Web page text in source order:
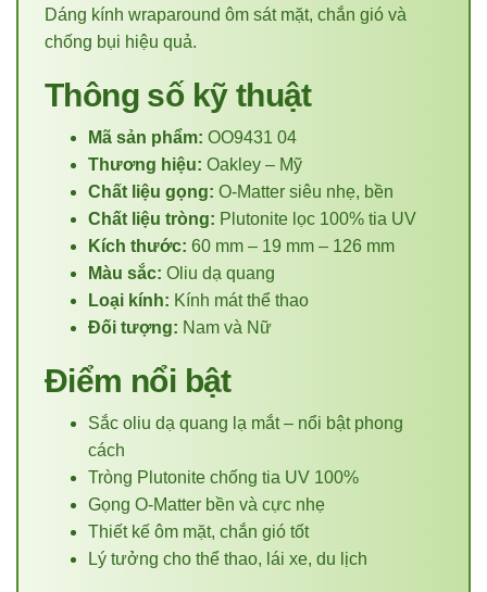
Dáng kính wraparound ôm sát mặt, chắn gió và
chống bụi hiệu quả.
Thông số kỹ thuật
Mã sản phẩm: OO9431 04
Thương hiệu: Oakley – Mỹ
Chất liệu gọng: O-Matter siêu nhẹ, bền
Chất liệu tròng: Plutonite lọc 100% tia UV
Kích thước: 60 mm – 19 mm – 126 mm
Màu sắc: Oliu dạ quang
Loại kính: Kính mát thể thao
Đối tượng: Nam và Nữ
Điểm nổi bật
Sắc oliu dạ quang lạ mắt – nổi bật phong
cách
Tròng Plutonite chống tia UV 100%
Gọng O-Matter bền và cực nhẹ
Thiết kế ôm mặt, chắn gió tốt
Lý tưởng cho thể thao, lái xe, du lịch